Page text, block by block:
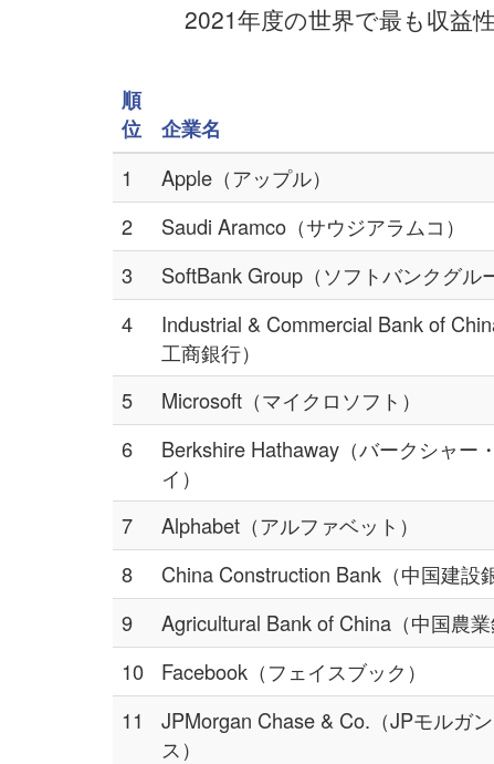
2021年度の世界で最も収益
順
位
企業名
1
Apple（アップル）
2
Saudi Aramco（サウジアラムコ）
3
SoftBank Group（ソフトバンクグル
4
Industrial & Commercial Bank of
工商銀行）
5 Microsoft（マイクロソフト）
6
Berkshire Hathaway（バークシャー
イ）
7 Alphabet（アルファベット）
8
China Construction Bank（中国建設
9
Agricultural Bank of China（中国農業
10
Facebook（フェイスブック）
11
JPMorgan Chase & Co.（JPモルガ
ス）